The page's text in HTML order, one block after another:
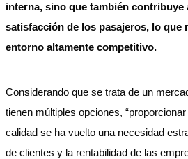
interna, sino que también contribuye
satisfacción de los pasajeros, lo que
entorno altamente competitivo.
Considerando que se trata de un
tienen múltiples opciones,
calidad se ha vuelto una necesidad
de clientes y la rentabilidad de las